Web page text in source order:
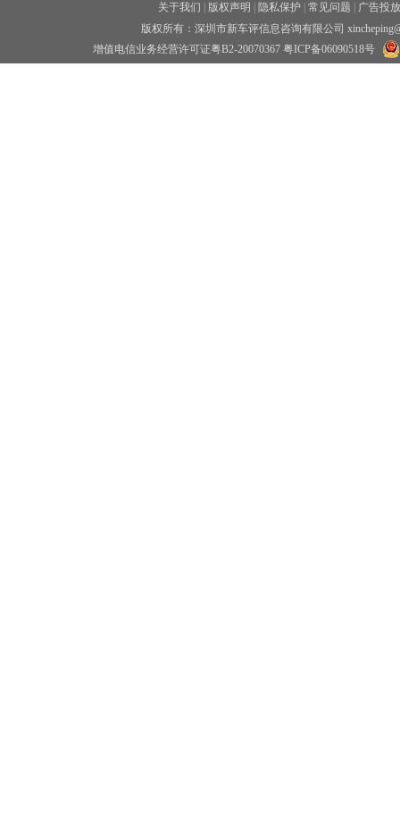
关于我们 版权声明 隐私保护 常见问题
广告投放
版权所有：深圳市新车评信息咨询有限公司
增值电信业务经营许可证粤B2-20070367 粤ICP备06090518号